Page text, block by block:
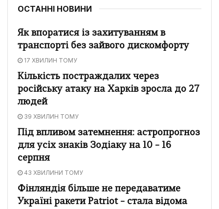
ОСТАННІ НОВИНИ
Як впоратися із захитуванням в
транспорті без зайвого дискомфорту
17 ХВИЛИН ТОМУ
Кількість постраждалих через
російську атаку на Харків зросла до 27
людей
39 ХВИЛИН ТОМУ
Під впливом затемнення: астропрогноз
для усіх знаків Зодіаку на 10 – 16
серпня
43 ХВИЛИНИ ТОМУ
Фінляндія більше не передаватиме
Україні ракети Patriot – стала відома